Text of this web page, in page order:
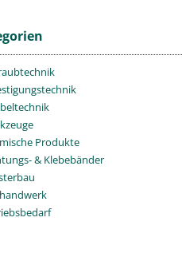
Produkte
& Klebebänder